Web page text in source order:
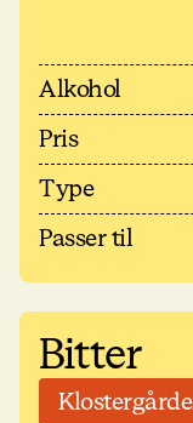
Alkohol
Pris
Type
Passer til
Bitter